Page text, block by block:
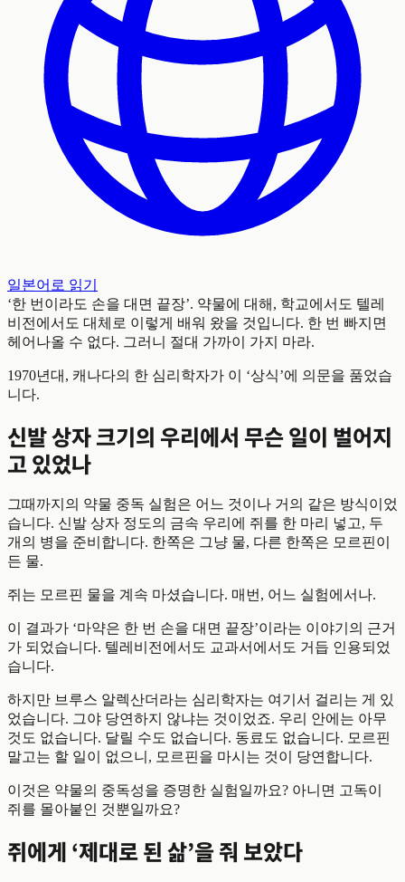
일본어로 읽기
‘한 번이라도 손을 대면 끝장’. 약물에 대해, 학교에서도 텔레
비전에서도 대체로 이렇게 배워 왔을 것입니다. 한 번 빠지면
헤어나올 수 없다. 그러니 절대 가까이 가지 마라.
1970년대, 캐나다의 한 심리학자가 이 ‘상식’에 의문을 품었습
니다.
신발 상자 크기의 우리에서 무슨 일이 벌어지
고 있었나
그때까지의 약물 중독 실험은 어느 것이나 거의 같은 방식이었
습니다. 신발 상자 정도의 금속 우리에 쥐를 한 마리 넣고, 두
개의 병을 준비합니다. 한쪽은 그냥 물, 다른 한쪽은 모르핀이
든 물.
쥐는 모르핀 물을 계속 마셨습니다. 매번, 어느 실험에서나.
이 결과가 ‘마약은 한 번 손을 대면 끝장’이라는 이야기의 근거
가 되었습니다. 텔레비전에서도 교과서에서도 거듭 인용되었
습니다.
하지만 브루스 알렉산더라는 심리학자는 여기서 걸리는 게 있
었습니다. 그야 당연하지 않냐는 것이었죠. 우리 안에는 아무
것도 없습니다. 달릴 수도 없습니다. 동료도 없습니다. 모르핀
말고는 할 일이 없으니, 모르핀을 마시는 것이 당연합니다.
이것은 약물의 중독성을 증명한 실험일까요? 아니면 고독이
쥐를 몰아붙인 것뿐일까요?
쥐에게 ‘제대로 된 삶’을 줘 보았다